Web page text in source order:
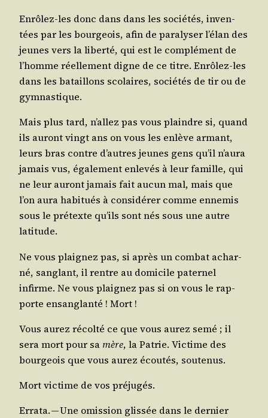
Enrô­lez-les donc dans dans les socié­tés, inven­
tées par les bour­geois, afin de para­ly­ser l’é­lan des
jeunes vers la liber­té, qui est le com­plé­ment de
l’homme réel­le­ment digne de ce titre. Enrô­lez-les
dans les bataillons sco­laires, socié­tés de tir ou de
gymnastique.
Mais plus tard, n’al­lez pas vous plaindre si, quand
ils auront vingt ans on vous les enlève armant,
leurs bras contre d’autres jeunes gens qu’il n’au­ra
jamais vus, éga­le­ment enle­vés à leur famille, qui
ne leur auront jamais fait aucun mal, mais que
l’on aura habi­tués à consi­dé­rer comme enne­mis
sous le pré­texte qu’ils sont nés sous une autre
latitude.
Ne vous plai­gnez pas, si après un com­bat achar­
né, san­glant, il rentre au domi­cile pater­nel
infirme. Ne vous plai­gnez pas si on vous le rap­
porte ensan­glan­té ! Mort !
Vous aurez récol­té ce que vous aurez semé ; il
sera mort pour sa mère, la Patrie. Vic­time des
bour­geois que vous aurez écou­tés, soutenus.
Mort vic­time de vos préjugés.
Erra­ta. — Une omis­sion glis­sée dans le der­nier